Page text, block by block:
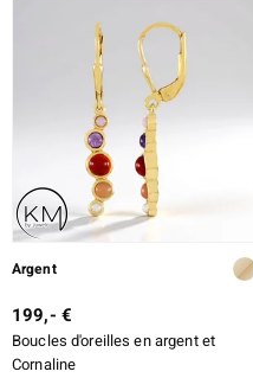
Argent
199,- €
Boucles d'oreilles en argent et
Cornaline